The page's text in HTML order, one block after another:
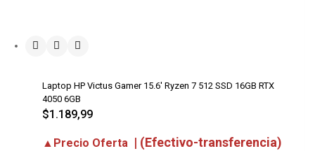
Laptop HP Victus Gamer 15.6′ Ryzen 7 512 SSD 16GB RTX
4050 6GB
$1.189,99
▲Precio Oferta | (Efectivo-transferencia)